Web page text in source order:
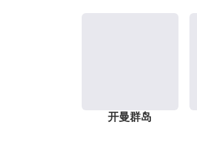
开曼群岛